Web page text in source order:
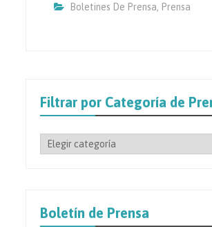
Boletines De Prensa, Prensa
Filtrar por Categoría de
Filtrar
Prensa
Boletín de Prensa